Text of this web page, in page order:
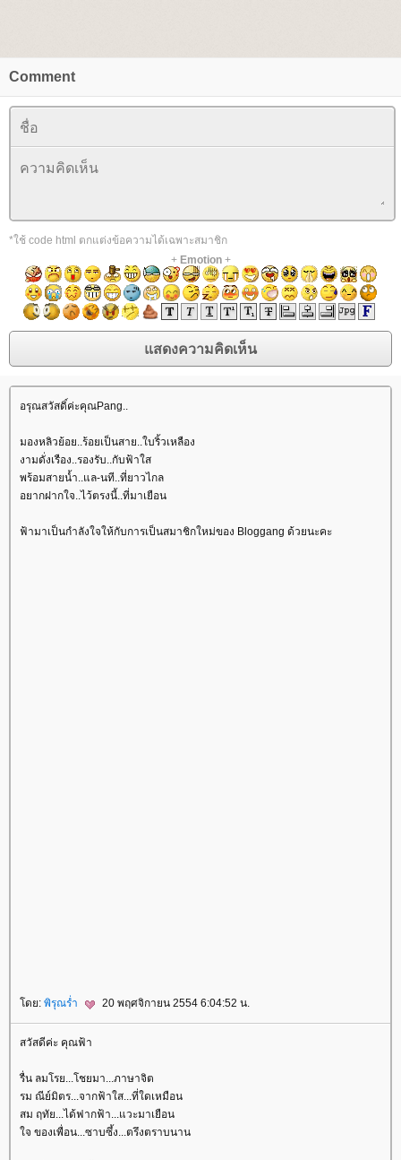
Comment
*ใช้ code html ตกแต่งข้อความได้เฉพาะสมาชิก
+ Emotion+
อรุณสวัสดิ์ค่ะคุณPang..
มองหลิวย้อย..ร้อยเป็นสาย..ใบริ้วเหลือง
งามดั่งเรือง..รองรับ..กับฟ้าใส
พร้อมสายน้ำ..แล-นที..ที่ยาวไกล
อยากฝากใจ..ไว้ตรงนี้..ที่มาเยือน
ฟ้ามาเป็นกำลังใจให้กับการเป็นสมาชิกใหม่ของ Bloggang ด้วยนะคะ
ดย: พิรุณร่ำ 20 พฤศจิกายน 2554 6:04:52 น.
สวัสดีค่ะ คุณฟ้า
รื่น ลมโรย...โชยมา...ภาษาจิต
รม ณีย์มิตร...จากฟ้าใส...ที่ใดเหมือน
สม ฤทัย...ได้ฟากฟ้า...แวะมาเยือน
จ ของเพื่อน...ซาบซึ้ง...ตรึงตราบนาน